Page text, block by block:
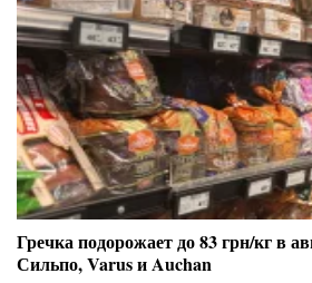
Гречка подорожает до 83 грн/кг в
Сильпо, Varus и Auchan